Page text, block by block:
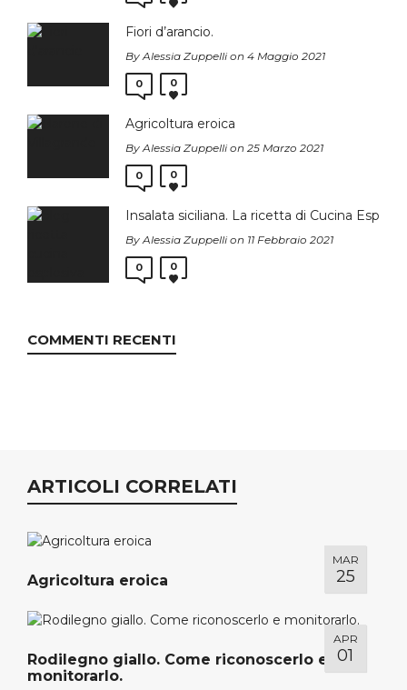
Fiori d’arancio.
By Alessia Zuppelli on 4 Maggio 2021
0 0
Agricoltura eroica
By Alessia Zuppelli on 25 Marzo 2021
0 0
Insalata siciliana. La ricetta di Cucina
By Alessia Zuppelli on 11 Febbraio 2021
0 0
COMMENTI RECENTI
ARTICOLI CORRELATI
MAR
25
Agricoltura eroica
APR
01
Rodilegno giallo. Come riconoscerlo e
monitorarlo.